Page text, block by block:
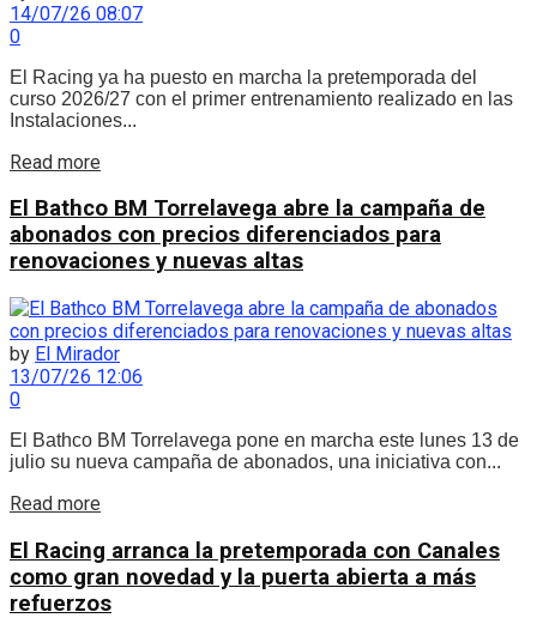
14/07/26 08:07
0
El Racing ya ha puesto en marcha la pretemporada del
curso 2026/27 con el primer entrenamiento realizado en las
Instalaciones...
Read more
El Bathco BM Torrelavega abre la campaña de
abonados con precios diferenciados para
renovaciones y nuevas altas
by El Mirador
13/07/26 12:06
0
El Bathco BM Torrelavega pone en marcha este lunes 13 de
julio su nueva campaña de abonados, una iniciativa con...
Read more
El Racing arranca la pretemporada con Canales
como gran novedad y la puerta abierta a más
refuerzos